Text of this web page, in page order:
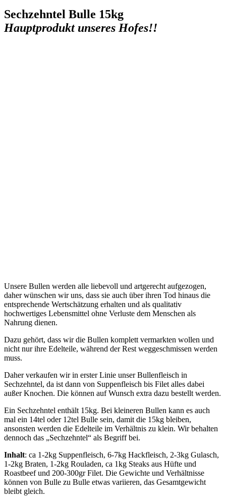
Sechzehntel Bulle 15kg
Hauptprodukt unseres Hofes!!
Unsere Bullen werden alle liebevoll und artgerecht aufgezogen,
daher wünschen wir uns, dass sie auch über ihren Tod hinaus die
entsprechende Wertschätzung erhalten und als qualitativ
hochwertiges Lebensmittel ohne Verluste dem Menschen als
Nahrung dienen.
Dazu gehört, dass wir die Bullen komplett vermarkten wollen und
nicht nur ihre Edelteile, während der Rest weggeschmissen werden
muss.
Daher verkaufen wir in erster Linie unser Bullenfleisch in
Sechzehntel, da ist dann von Suppenfleisch bis Filet alles dabei
außer Knochen. Die können auf Wunsch extra dazu bestellt werden.
Ein Sechzehntel enthält 15kg. Bei kleineren Bullen kann es auch
mal ein 14tel oder 12tel Bulle sein, damit die 15kg bleiben,
ansonsten werden die Edelteile im Verhältnis zu klein. Wir behalten
dennoch das „Sechzehntel“ als Begriff bei.
Inhalt: ca 1-2kg Suppenfleisch, 6-7kg Hackfleisch, 2-3kg Gulasch,
1-2kg Braten, 1-2kg Rouladen, ca 1kg Steaks aus Hüfte und
Roastbeef und 200-300gr Filet. Die Gewichte und Verhältnisse
können von Bulle zu Bulle etwas variieren, das Gesamtgewicht
bleibt gleich.